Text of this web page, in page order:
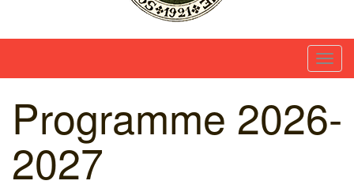
Société d'Archéologie et des Amis du Musée de
T
o
g
Programme 2026-
2027